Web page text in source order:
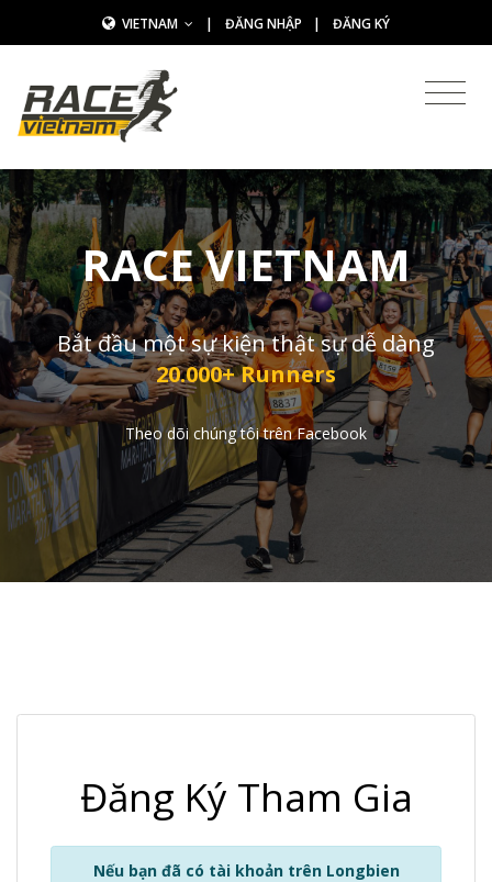
VIETNAM | ĐĂNG NHẬP | ĐĂNG KÝ
RACE VIETNAM
Bắt đầu một sự kiện thật sự dễ dàng
20.000+ Runners
Theo dõi chúng tôi trên Facebook
Đăng Ký Tham Gia
Nếu bạn đã có tài khoản trên Longbien